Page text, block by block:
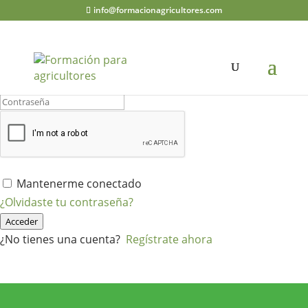
info@formacionagricultores.com
¡Hola, bienvenido de nuevo!
Mantenerme conectado
¿Olvidaste tu contraseña?
Acceder
¿No tienes una cuenta? Regístrate ahora